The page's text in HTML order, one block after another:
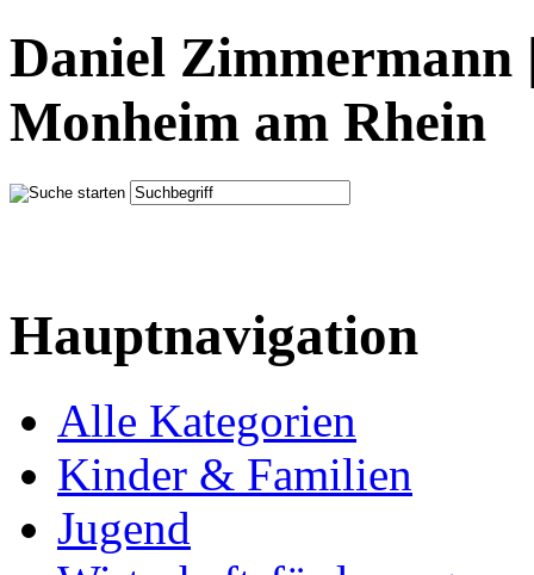
Daniel Zimmermann
Monheim am Rhein
Hauptnavigation
Alle Kategorien
Kinder & Familien
Jugend